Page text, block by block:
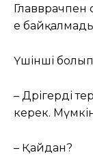
Главврачпен
е
Үшінші
– Дәрігерді
керек.
– Қайдан?